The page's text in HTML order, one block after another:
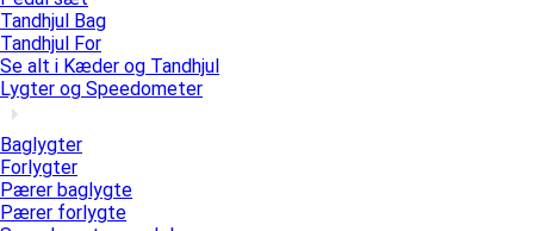
Tandhjul Bag
Tandhjul For
Se alt i Kæder og Tandhjul
Lygter og Speedometer
Baglygter
Forlygter
Pærer baglygte
Pærer forlygte